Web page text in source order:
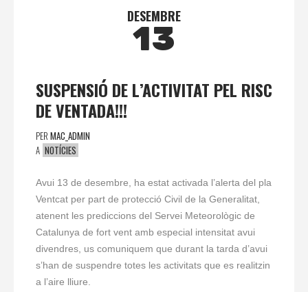
DESEMBRE
13
SUSPENSIÓ DE L’ACTIVITAT PEL RISC
DE VENTADA!!!
PER MAC_ADMIN
A NOTÍCIES
Avui 13 de desembre, ha estat activada l’alerta del pla
Ventcat per part de protecció Civil de la Generalitat,
atenent les prediccions del Servei Meteorològic de
Catalunya de fort vent amb especial intensitat avui
divendres, us comuniquem que durant la tarda d’avui
s’han de suspendre totes les activitats que es realitzin
a l’aire lliure.